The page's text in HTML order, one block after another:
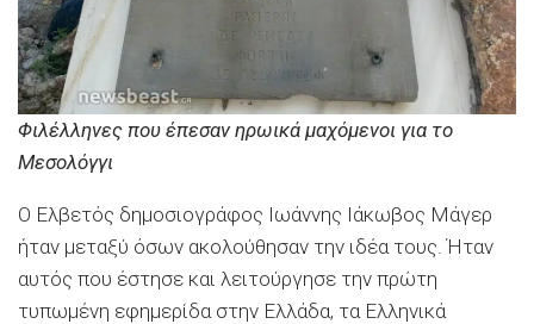
Φιλέλληνες που έπεσαν ηρωικά μαχόμενοι για το
Μεσολόγγι
Ο Ελβετός δημοσιογράφος Ιωάννης Ιάκωβος Μάγερ
ήταν μεταξύ όσων ακολούθησαν την ιδέα τους. Ήταν
αυτός που έστησε και λειτούργησε την πρώτη
τυπωμένη εφημερίδα στην Ελλάδα, τα Ελληνικά